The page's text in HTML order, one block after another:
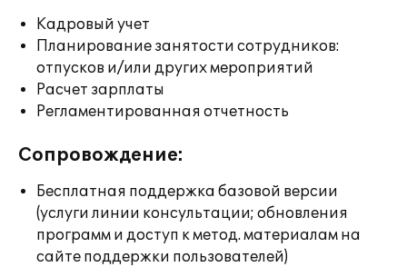
Кадровый учет
Планирование занятости сотрудников:
отпусков и/или других мероприятий
Расчет зарплаты
Регламентированная отчетность
Сопровождение:
Бесплатная поддержка базовой версии
(услуги линии консультации; обновления
программ и доступ к метод. материалам на
сайте поддержки пользователей)